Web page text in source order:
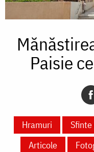
Paisie
Hramuri
Articole